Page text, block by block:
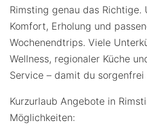
Rimsting genau das
Komfort, Erholung und
Wochenendtrips. Viele
Wellness, regionaler Küche
Service – damit du
Kurzurlaub Angebote in
Möglichkeiten: